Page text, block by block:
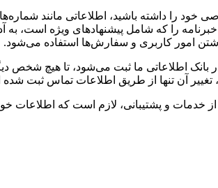
داشته باشید، اطلاعاتی مانند
را که شامل پیشنهادهای ویژه است، به
امور کاربری و سفارش‌ها استفاده می‌شود.
بانک اطلاعاتی ما ثبت می‌شود، تا هیچ شخص
آن تنها از طریق اطلاعات تماس ثبت شده
خدمات و پشتیبانی، لازم است که اطلاعات